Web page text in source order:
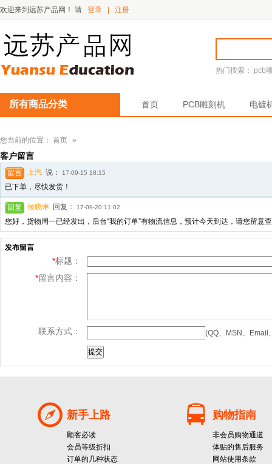
欢迎来到远苏产品网！ 请 登录 注册
热门搜索： pcb
所有商品分类 首页 PCB雕刻机 电镀
您当前的位置： 首页 »
客户留言
留言 上汽 说： 17-09-15 18:15
已下单，尽快发货！
回复 侯晓琳 回复： 17-09-20 11:02
您好，货物周一已经发出，后台“我的订单”有物流信息，预计今天到达，请您留意
发布留言
*标题：
*留言内容：
联系方式： (QQ、MSN、Email
新手上路
顾客必读
会员等级折扣
订单的几种状态
购物指南
非会员购物通道
体贴的售后服务
网站使用条款